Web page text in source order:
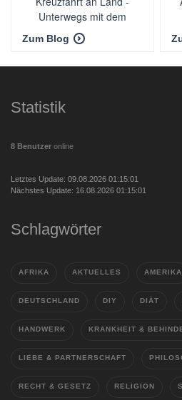
Unterwegs mit dem
Wohnmobil
Zum Blog
Statistik
8 Benutzer online
Letztes Update: 09.08.2026 01:15:01
Nächstes Update: 16.08.2026 01:15:01
Schlagwörter
AFRIKA AKTUELLES AMERIKA
DEUTSCHLAND DIY DIÄT
HANDWERK KRANKHEIT &
LIEBE & PARTNERSCHAFT
RECHT & GESETZ RELIGION